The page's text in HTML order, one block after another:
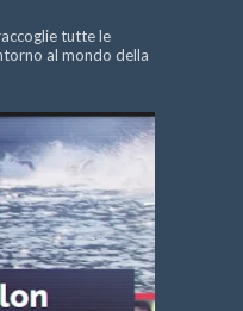
tutte le
al mondo della